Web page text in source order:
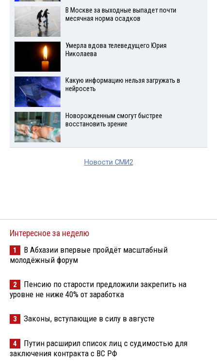
В Москве за выходные выпадет почти
месячная норма осадков
Умерла вдова телеведущего Юрия
Николаева
Какую информацию нельзя загружать в
нейросеть
Новорожденным смогут быстрее
восстановить зрение
Новости СМИ2
Интересное за неделю
1
В Абхазии впервые пройдёт масштабный
молодёжный форум
2
Пенсию по старости предложили закрепить на
уровне не ниже 40% от заработка
3 Законы, вступающие в силу в августе
4
Путин расширил список лиц с судимостью для
заключения контракта с ВС РФ